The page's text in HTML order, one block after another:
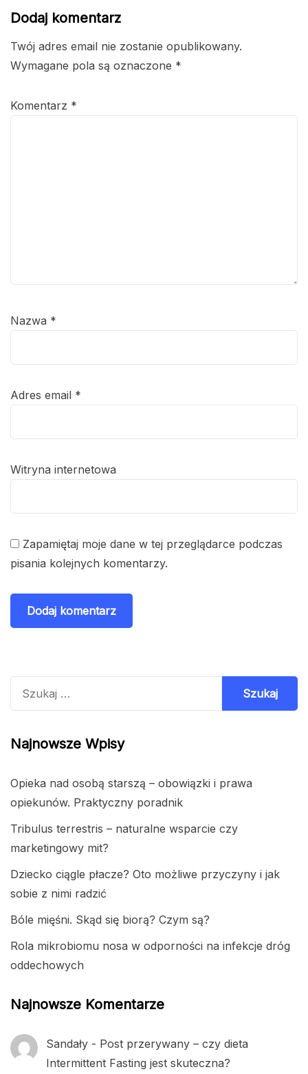
Dodaj komentarz
Twój adres email nie zostanie opublikowany.
Wymagane pola są oznaczone *
Komentarz *
Nazwa *
Adres email *
Witryna internetowa
Zapamiętaj moje dane w tej przeglądarce podczas
pisania kolejnych komentarzy.
Najnowsze Wpisy
Opieka nad osobą starszą – obowiązki i prawa
opiekunów. Praktyczny poradnik
Tribulus terrestris – naturalne wsparcie czy
marketingowy mit?
Dziecko ciągle płacze? Oto możliwe przyczyny i jak
sobie z nimi radzić
Bóle mięśni. Skąd się biorą? Czym są?
Rola mikrobiomu nosa w odporności na infekcje dróg
oddechowych
Najnowsze Komentarze
Sandały - Post przerywany – czy dieta
Intermittent Fasting jest skuteczna?